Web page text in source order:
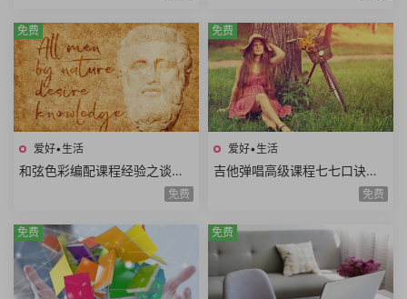
爱好•生活
和弦色彩编配课程经验之谈伴
奏方法高级和弦编曲解析扒谱
免费
免费
爱好•生活
吉他弹唱高级课程七七口诀音
程推算简谱视唱和弦构成音阶
免费
免费
免费 免费